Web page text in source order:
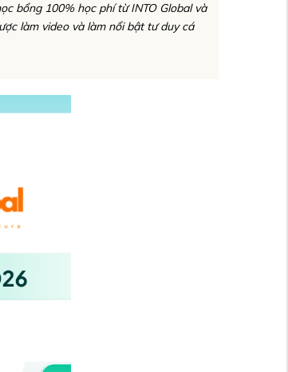
bổng 100% học phí từ INTO Global và
làm video và làm nổi bật tư duy cá